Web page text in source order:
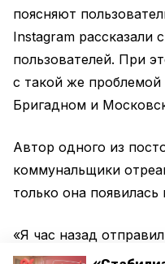
поясняют
Instagram рассказали
пользователей. При
с такой же проблемой
Бригадном и
Автор одного из
коммунальщики
только она появилась
«Я час назад
то делать! А 10 дней